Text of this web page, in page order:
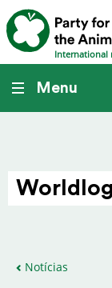
International
Menu
Worldlog
Notícias